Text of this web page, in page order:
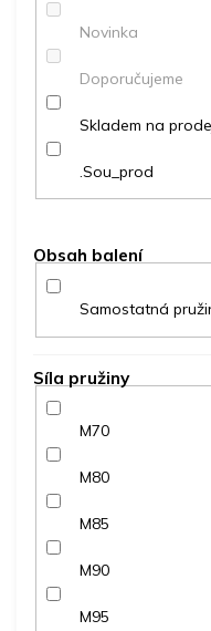
Novinka
Doporučujeme
Skladem na
.Sou_prod
Obsah balení
Samostatná
Síla pružiny
M70
M80
M85
M90
M95